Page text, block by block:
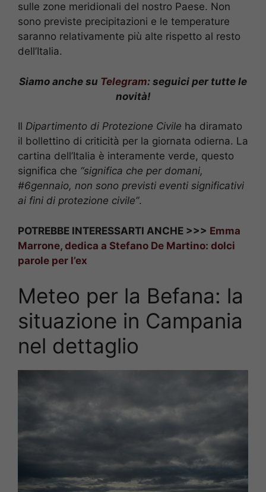
sulle zone meridionali del nostro Paese. Non
sono previste precipitazioni e le temperature
saranno relativamente più alte rispetto al resto
dell’Italia.
Siamo anche su Telegram: seguici per tutte le
novità!
Il Dipartimento di Protezione Civile ha diramato
il bollettino di criticità per la giornata odierna. La
cartina dell’Italia è interamente verde, questo
significa che “significa che per domani,
#6gennaio, non sono previsti eventi significativi
ai fini di protezione civile”.
POTREBBE INTERESSARTI ANCHE >>> Emma
Marrone, dedica a Stefano De Martino: dolci
parole per l’ex
Meteo per la Befana: la
situazione in Campania
nel dettaglio